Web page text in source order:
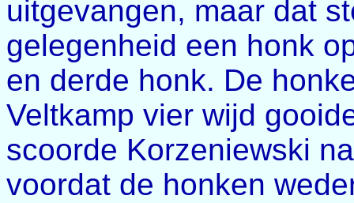
uitgevangen, maar dat
gelegenheid een honk
en derde honk. De
Veltkamp vier wijd
scoorde Korzeniewski
voordat de honken